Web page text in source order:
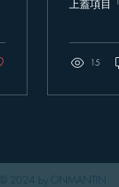
上蓋項目
型涵蓋一
一房折實
15
© 2024 by ONMANTIN